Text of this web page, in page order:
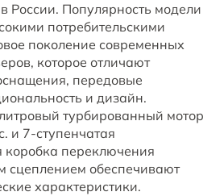
Дзен
России. Популярность модели
потребительскими
поколение современных
которое отличают
передовые
и дизайн.
турбированный мотор
и 7-ступенчатая
коробка переключения
сцеплением обеспечивают
характеристики.